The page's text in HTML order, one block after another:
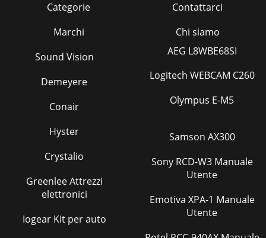
Categorie
Marchi
Contattarci
Chi siamo
Sound Vision
Demeyere
Conair
Hyster
Crystalio
Greenlee Attrezzi
elettronici
Iogear Kit per auto
AEG L8WBE68SI
Logitech WEBCAM C260
Olympus E-M5
Samson AX300
Sony RCD-W3 Manuale
Utente
Emotiva XPA-1 Manuale
Utente